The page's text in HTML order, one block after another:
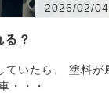
2026/02/04
？
、 塗料が風
隣に駐車していた 新車・・・